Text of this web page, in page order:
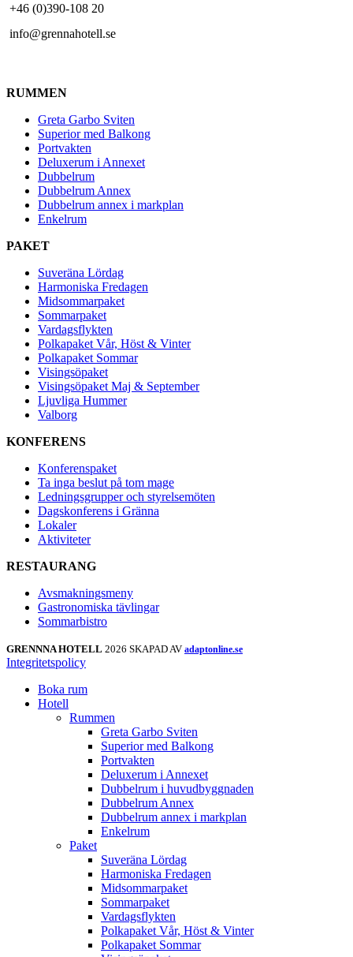
+46 (0)390-108 20
info@grennahotell.se
RUMMEN
Greta Garbo Sviten
Superior med Balkong
Portvakten
Deluxerum i Annexet
Dubbelrum
Dubbelrum Annex
Dubbelrum annex i markplan
Enkelrum
PAKET
Suveräna Lördag
Harmoniska Fredagen
Midsommarpaket
Sommarpaket
Vardagsflykten
Polkapaket Vår, Höst & Vinter
Polkapaket Sommar
Visingsöpaket
Visingsöpaket Maj & September
Ljuvliga Hummer
Valborg
KONFERENS
Konferenspaket
Ta inga beslut på tom mage
Ledningsgrupper och styrelsemöten
Dagskonferens i Gränna
Lokaler
Aktiviteter
RESTAURANG
Avsmakningsmeny
Gastronomiska tävlingar
Sommarbistro
GRENNNA HOTELL 2026 SKAPAD AV adaptonline.se
Integritetspolicy
Boka rum
Hotell
Rummen
Greta Garbo Sviten
Superior med Balkong
Portvakten
Deluxerum i Annexet
Dubbelrum i huvudbyggnaden
Dubbelrum Annex
Dubbelrum annex i markplan
Enkelrum
Paket
Suveräna Lördag
Harmoniska Fredagen
Midsommarpaket
Sommarpaket
Vardagsflykten
Polkapaket Vår, Höst & Vinter
Polkapaket Sommar